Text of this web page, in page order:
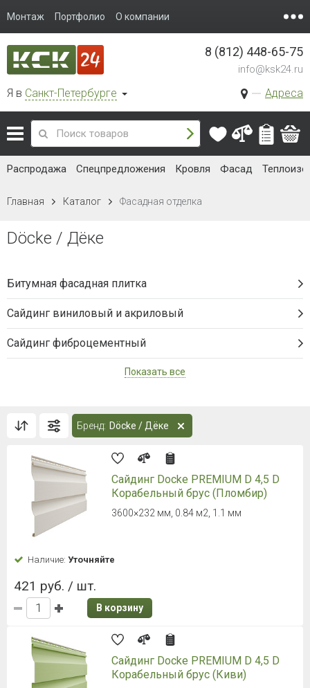
Монтаж Портфолио О компании
Я в Санкт-Петербурге Адреса
8 (812) 448-65-75
info@ksk24.ru
Распродажа Спецпредложения Кровля Фасад
Главная Каталог Фасадная отделка
Döcke / Дёке
Битумная фасадная плитка
Сайдинг виниловый и акриловый
Сайдинг фиброцементный
Показать все
Бренд: Döcke / Дёке
Сайдинг Docke PREMIUM D 4,5 D
Корабельный брус (Пломбир)
3600×232 мм, 0.84 м2, 1.1 мм
Наличие: Уточняйте
421 руб. / шт.
В корзину
Сайдинг Docke PREMIUM D 4,5 D
Корабельный брус (Киви)